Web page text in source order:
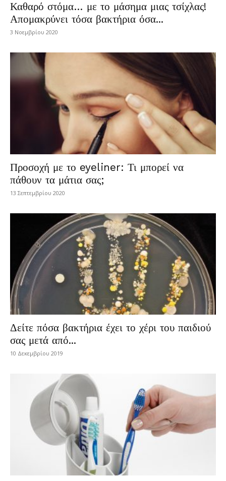
Καθαρό στόμα… με το μάσημα μιας τσίχλας!
Απομακρύνει τόσα βακτήρια όσα...
3 Νοεμβρίου 2020
Προσοχή με το eyeliner: Τι μπορεί να
πάθουν τα μάτια σας;
13 Σεπτεμβρίου 2020
Δείτε πόσα βακτήρια έχει το χέρι του παιδιού
σας μετά από...
10 Δεκεμβρίου 2019